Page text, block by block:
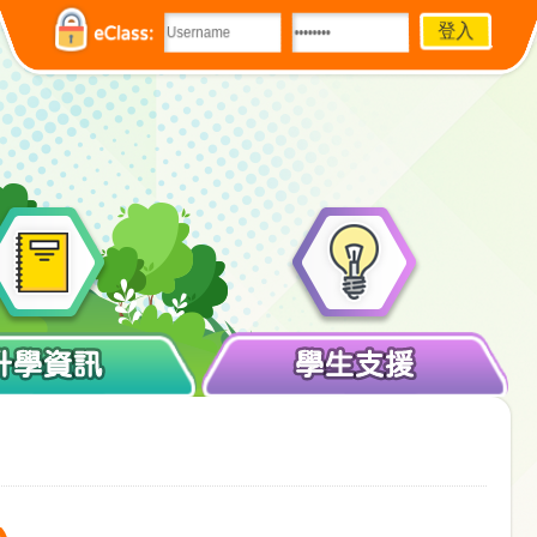
eClass:
學資訊 學生支援